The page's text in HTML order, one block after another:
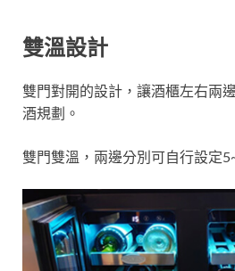
雙溫設計
雙門對開的設計，讓酒櫃左右兩
酒規劃。
雙門雙溫，兩邊分別可自行設定